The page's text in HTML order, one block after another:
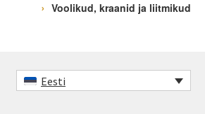
Voolikud, kraanid ja liitmikud
Eesti